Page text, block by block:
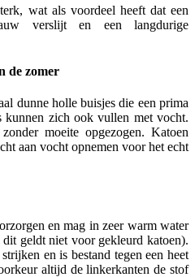
wat als voordeel heeft dat een
verslijt en een langdurige
de zomer
dunne holle buisjes die een prima
kunnen zich ook vullen met vocht.
moeite opgezogen. Katoen
aan vocht opnemen voor het echt
en mag in zeer warm water
geldt niet voor gekleurd katoen).
en is bestand tegen een heet
altijd de linkerkanten de stof